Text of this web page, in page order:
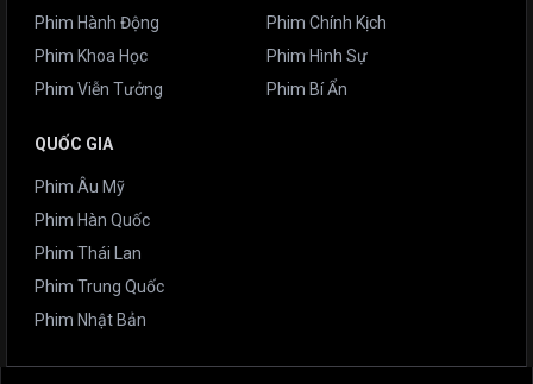
Phim Hành Động
Phim Khoa Học
Phim Viễn Tưởng
Phim Chính Kịch
Phim Hình Sự
Phim Bí Ẩn
QUỐC GIA
Phim Âu Mỹ
Phim Hàn Quốc
Phim Thái Lan
Phim Trung Quốc
Phim Nhật Bản